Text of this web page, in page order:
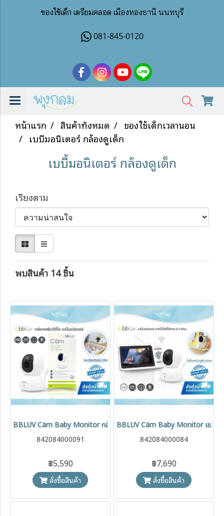
ของใช้เด็ก เตรียมคลอด เมืองทองธานี นนทบุรี
081-845-0120
หน้าแรก สินค้าทั้งหมด
ของใช้เด็กเวลานอน
เบบี้มอนิเตอร์ กล้องดูเด็ก
เบบี้มอนิเตอร์ กล้องดูเด็ก
เรียงตาม
พบสินค้า 14 ชิ้น
BBLUV Cäm Baby Monitor กล้องเสริม เบบี้มอนิเตอร์ไร้สาย 2.4GHz
842084000091
฿5,590
สั่งซื้อสินค้า
BBLUV Cäm Baby Monitor เบบี้ม
842084000084
฿7,690
สั่งซื้อสินค้า